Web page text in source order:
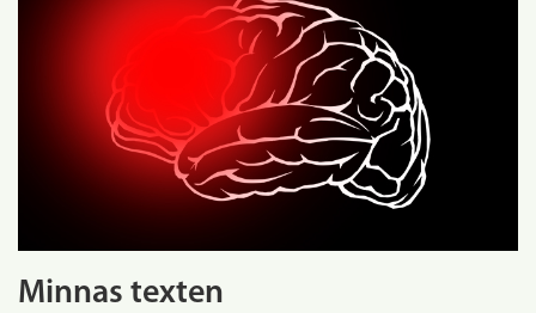
Minnas texten